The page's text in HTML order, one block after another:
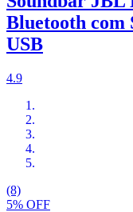
Bluetooth com
USB
4.9
(8)
5% OFF